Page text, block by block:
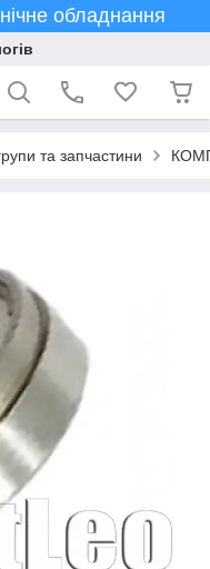
обладнання
та запчастини